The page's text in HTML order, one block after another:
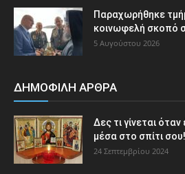
Παραχωρήθηκε
κοινωφελή σκοπό
5 Αυγούστου 2026
ΔΗΜΟΦΙΛΗ ΑΡΘΡΑ
Δες τι γίνεται όταν
μέσα στο σπίτι σου!
24 Σεπτεμβρίου 2024